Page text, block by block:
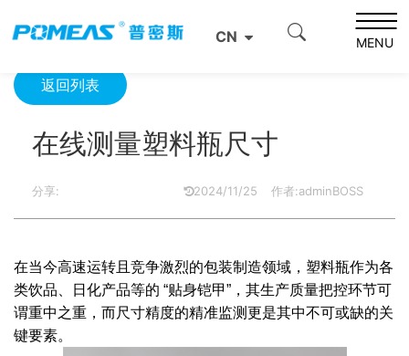
CN MENU
返回列表
在线测量塑料瓶尺寸
分享: 2024/11/25 作者:adminBOSS
在当今高速运转且竞争激烈的包装制造领域，塑料瓶作为各
类饮品、日化产品等的 “贴身铠甲”，其生产质量把控环节可
谓重中之重，而尺寸精度的精准监测更是其中不可或缺的关
键要素。